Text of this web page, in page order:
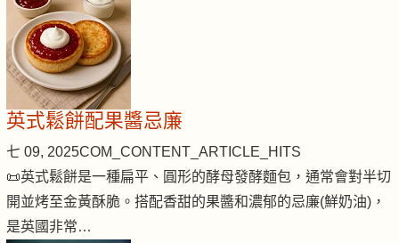
英式鬆餅配果醬忌廉
七 09, 2025COM_CONTENT_ARTICLE_HITS
📜英式鬆餅是一種扁平、圓形的酵母發酵麵包，通常會對半切
開並烤至金黃酥脆。搭配香甜的果醬和濃郁的忌廉(鮮奶油)，
是英國非常…